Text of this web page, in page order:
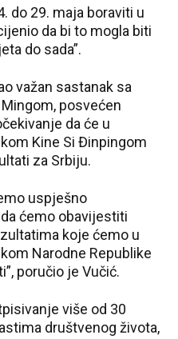
do 29. maja boraviti u
da bi to mogla biti
do sada”.
važan sastanak sa
posvećen
da će u
Kine Si Đinpingom
za Srbiju.
uspješno
ćemo obavijestiti
koje ćemo u
Narodne Republike
poručio je Vučić.
više od 30
društvenog života,